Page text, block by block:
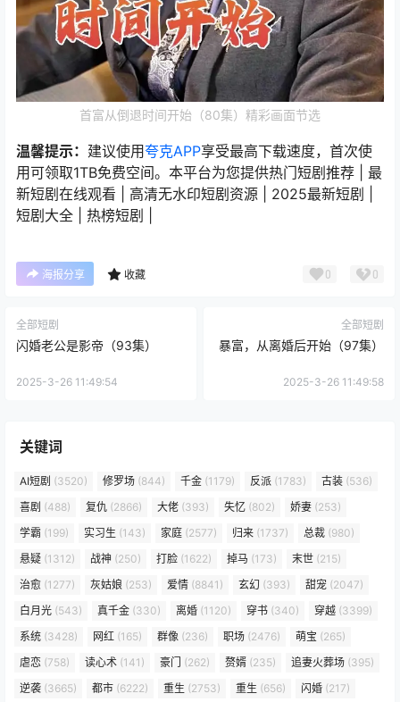
首富从倒退时间开始（80集）精彩画面节选
温馨提示： 建议使用夸克APP享受最高下载速度，首次使
用可领取1TB免费空间。本平台为您提供热门短剧推荐 | 最
新短剧在线观看 | 高清无水印短剧资源 | 2025最新短剧 |
短剧大全 | 热榜短剧 |
海报分享 收藏 0 0
全部短剧
闪婚老公是影帝（93集）
2025-3-26 11:49:54
全部短剧
暴富，从离婚后开始（97集）
2025-3-26 11:49:58
关键词
AI短剧 (3520) 修罗场 (844) 千金 (1179) 反派 (1783) 古装 (536)
喜剧 (488) 复仇 (2866) 大佬 (393) 失忆 (802) 娇妻 (253)
学霸 (199) 实习生 (143) 家庭 (2577) 归来 (1737) 总裁 (980)
悬疑 (1312) 战神 (250) 打脸 (1622) 掉马 (173) 末世 (215)
治愈 (1277) 灰姑娘 (253) 爱情 (8841) 玄幻 (393) 甜宠 (2047)
白月光 (543) 真千金 (330) 离婚 (1120) 穿书 (340) 穿越 (3399)
系统 (3428) 网红 (165) 群像 (236) 职场 (2476) 萌宝 (265)
虐恋 (758) 读心术 (141) 豪门 (262) 赘婿 (235) 追妻火葬场 (395)
逆袭 (3665) 都市 (6222) 重生 (2753) 重生 (656) 闪婚 (217)